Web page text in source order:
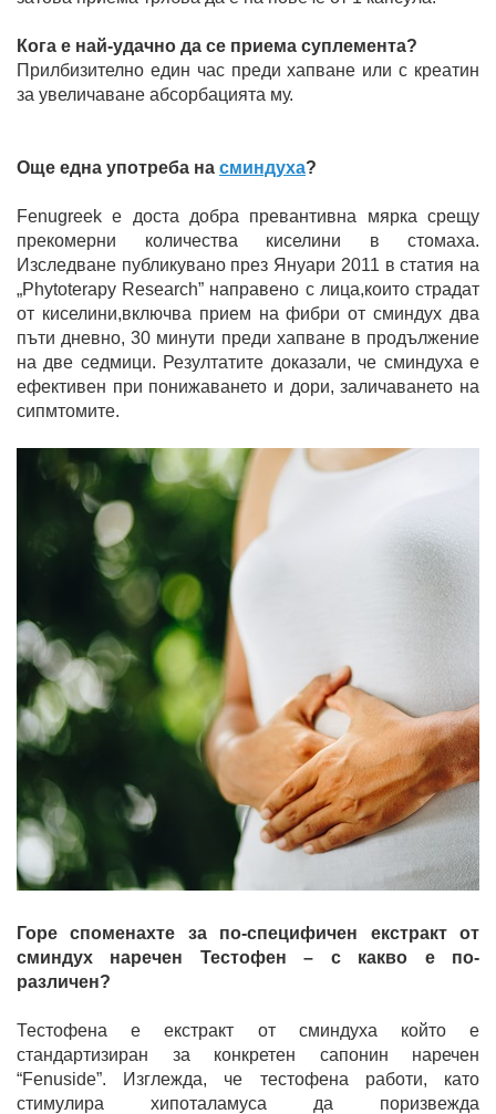
Кога е най-удачно да се приема суплемента?
Прилбизително един час преди хапване или с креатин
за увеличаване абсорбацията му.
Още една употреба на сминдуха?
Fenugreek е доста добра превантивна мярка срещу
прекомерни количества киселини в стомаха.
Изследване публикувано през Януари 2011 в статия на
„Phytoterapy Research” направено с лица,които страдат
от киселини,включва прием на фибри от сминдух два
пъти дневно, 30 минути преди хапване в продължение
на две седмици. Резултатите доказали, че сминдуха е
ефективен при понижаването и дори, заличаването на
сипмтомите.
Горе споменахте за по-специфичен екстракт от
сминдух наречен Тестофен – с какво е по-
различен?
Тестофена е екстракт от сминдуха който е
стандартизиран за конкретен сапонин наречен
“Fenuside”. Изглежда, че тестофена работи, като
стимулира хипоталамуса да поризвежда